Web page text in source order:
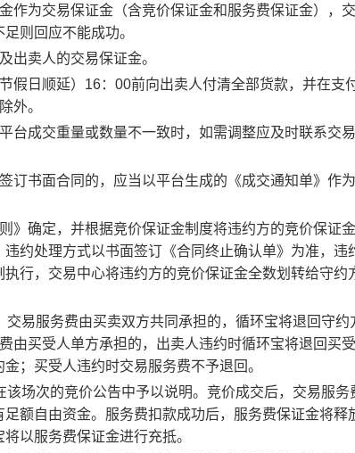
作为交易保证金（含竞价保证金和服务费保证金），
则回应不能成功。
出卖人的交易保证金。
假日顺延）16：00前向出卖人付清全部货款，并在支
外。
台成交重量或数量不一致时，如需调整应及时联系交
订书面合同的，应当以平台生成的《成交通知单》作
》确定，并根据竞价保证金制度将违约方的竞价保证
约处理方式以书面签订《合同终止确认单》为准，违
行，交易中心将违约方的竞价保证金全数划转给守约
易服务费由买卖双方共同承担的，循环宝将退回守约
由买受人单方承担的，出卖人违约时循环宝将退回买
；买受人违约时交易服务费不予退回。
场次的竞价公告中予以说明。竞价成交后，交易服务
额自由资金。服务费扣款成功后，服务费保证金将释
以服务费保证金进行充抵。